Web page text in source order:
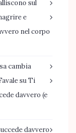
sul
e
nel corpo
cambia
suTi
davvero (e
davvero